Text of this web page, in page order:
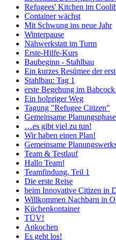
Refugees' Kitchen im
Container wächst
Mit Schwung ins neue Jahr
Winterpause
Nähwerkstatt im Turm
Erste-Hilfe-Kurs
Baubeginn - Stahlbau
Ein kurzes Resümee der
Stahlbau: Tag 1
erste Begehung im
Ein holpriger Weg
Tagung "Refugee Citizen"
Gemeinsame
…es gibt viel zu tun!
Wir haben einen Plan!
Gemeinsame
Team & Testlauf
Hallo Team!
Teamfindung, Teil 1
Die erste Reise
beim Innovative Citizen in
Willkommen Nachbarn in
Küchenkontainer
TÜV!
Ankochen
Es geht los!